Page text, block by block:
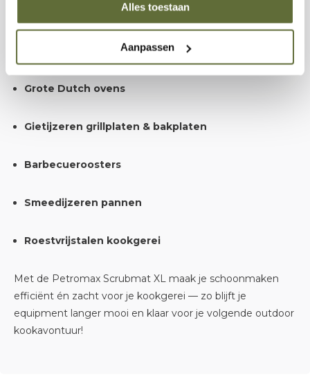
Alles toestaan
Aanpassen
Voor welke kookgerei is hij geschikt?
De Petromax Scrubmat XL is ideaal voor:
Grote Dutch ovens
Gietijzeren grillplaten & bakplaten
Barbecueroosters
Smeedijzeren pannen
Roestvrijstalen kookgerei
Met de Petromax Scrubmat XL maak je schoonmaken
efficiënt én zacht voor je kookgerei — zo blijft je
equipment langer mooi en klaar voor je volgende outdoor
kookavontuur!